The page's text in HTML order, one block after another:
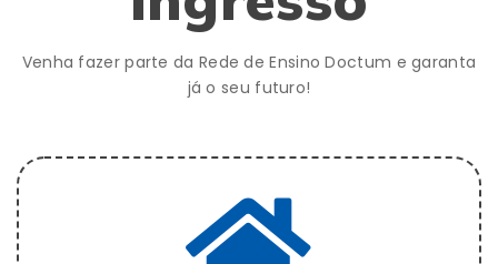
Venha fazer parte da Rede de Ensino Doctum e garanta
já o seu futuro!